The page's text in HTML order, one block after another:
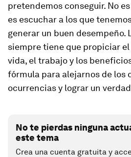
pretendemos conseguir. No
es escuchar a los que
generar un buen desempeño.
siempre tiene que propiciar
vida, el trabajo y los
fórmula para alejarnos de los
ocurrencias y lograr un
No te pierdas ninguna
este tema
Crea una cuenta gratuita y